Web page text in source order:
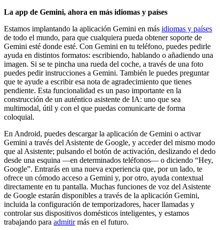
La app de Gemini, ahora en más idiomas y países
Estamos implantando la aplicación Gemini en más idiomas y países
de todo el mundo, para que cualquiera pueda obtener soporte de
Gemini esté donde esté. Con Gemini en tu teléfono, puedes pedirle
ayuda en distintos formatos: escribiendo, hablando o añadiendo una
imagen. Si se te pincha una rueda del coche, a través de una foto
puedes pedir instrucciones a Gemini. También le puedes preguntar
que te ayude a escribir esa nota de agradecimiento que tienes
pendiente. Esta funcionalidad es un paso importante en la
construcción de un auténtico asistente de IA: uno que sea
multimodal, útil y con el que puedas comunicarte de forma
coloquial.
En Android, puedes descargar la aplicación de Gemini o activar
Gemini a través del Asistente de Google, y acceder del mismo modo
que al Asistente; pulsando el botón de activación, deslizando el dedo
desde una esquina —en determinados teléfonos— o diciendo “Hey,
Google”. Entrarás en una nueva experiencia que, por un lado, te
ofrece un cómodo acceso a Gemini y, por otro, ayuda contextual
directamente en tu pantalla. Muchas funciones de voz del Asistente
de Google estarán disponibles a través de la aplicación Gemini,
incluida la configuración de temporizadores, hacer llamadas y
controlar sus dispositivos domésticos inteligentes, y estamos
trabajando para admitirmás en el futuro.